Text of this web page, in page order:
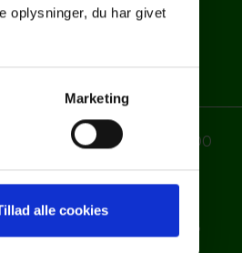
oplysninger, du har givet
Marketing
alle cookies
Mandag til torsdag 7.30-16.00
Fredag 7.30-14.15
Servicevagt: Tlf. 97 42 09 66